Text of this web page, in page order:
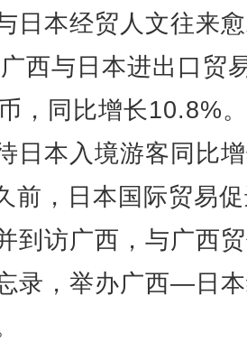
日本经贸人文往来
西与日本进出口贸
，同比增长10.8%
日本入境游客同比
前，日本国际贸易
到访广西，与广西
录，举办广西—日